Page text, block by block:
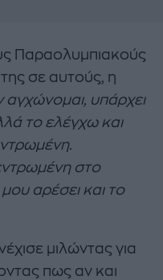
Παραολυμπιακούς
σε αυτούς, η
αγχώνομαι, υπάρχει
το ελέγχω και
στο
αρέσει και το
μιλώντας για
πως αν και